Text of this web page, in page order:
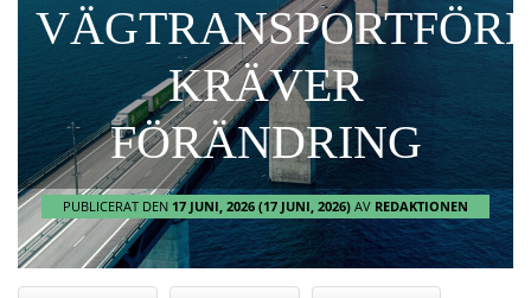
KRÄVER
FÖRÄNDRING
PUBLICERAT DEN 17 JUNI, 2026 (17 JUNI, 2026) AV REDAKTIONEN